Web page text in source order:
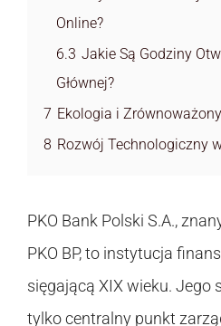
Online?
6.3 Jakie Są Godziny
Głównej?
7 Ekologia i
8 Rozwój Technologiczny
PKO Bank Polski S.A.,
PKO BP, to instytucja
sięgającą XIX wieku. Jego
tylko centralny punkt